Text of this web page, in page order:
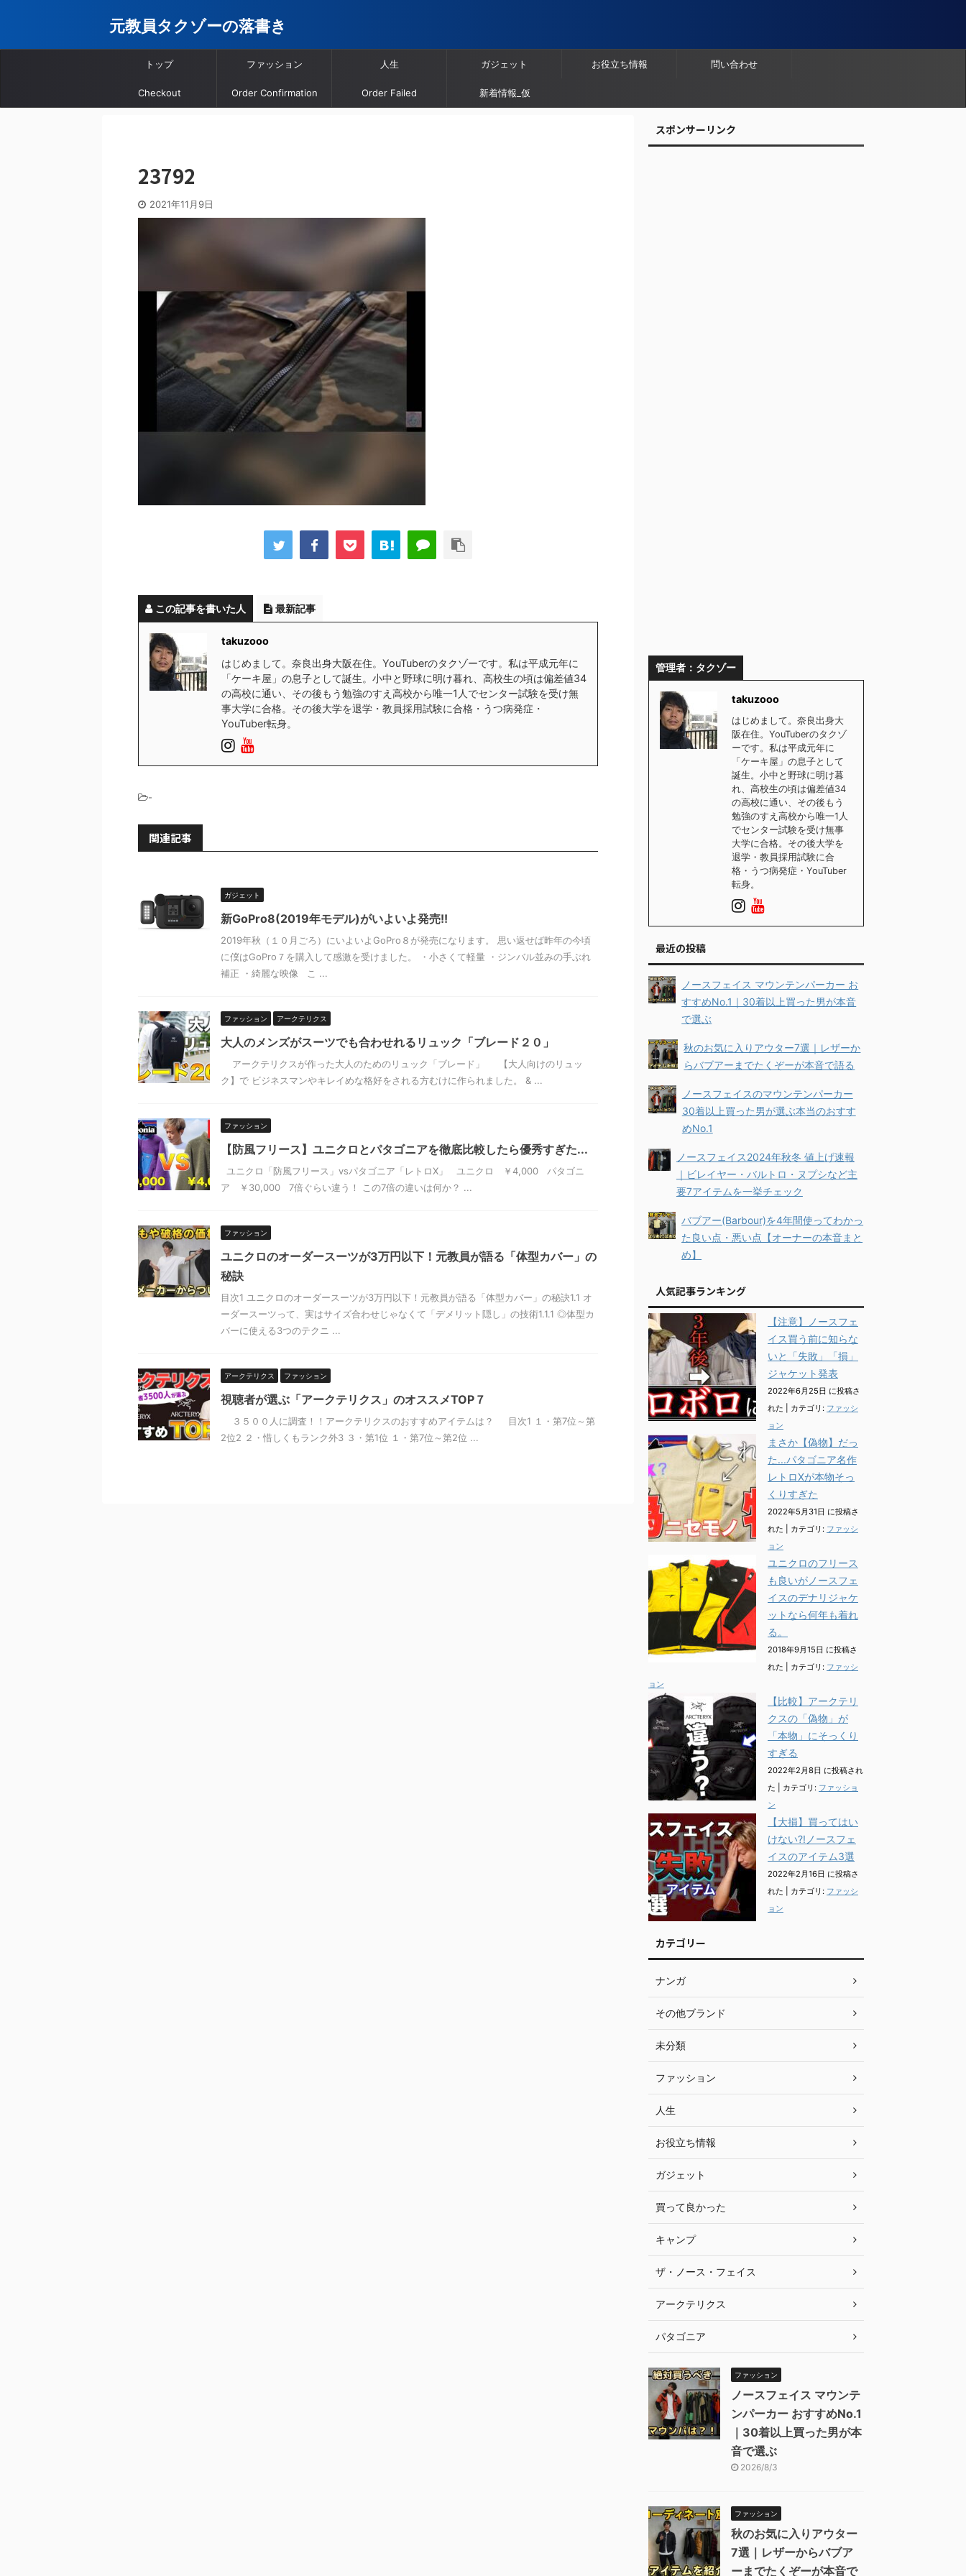
元教員タクゾーの落書き
トップ ファッション 人生 ガジェット お役立ち情報 問い合わせ
Checkout Order Confirmation Order Failed 新着情報_仮
23792
2021年11月9日
この記事を書いた人 最新記事
takuzooo
はじめまして。奈良出身大阪在住。YouTuberのタクゾーです。私は平成元年に
「ケーキ屋」の息子として誕生。小中と野球に明け暮れ、高校生の頃は偏差値34
の高校に通い、その後もう勉強のすえ高校から唯一1人でセンター試験を受け無
事大学に合格。その後大学を退学・教員採用試験に合格・うつ病発症・
YouTuber転身。
-
関連記事
ガジェット
新GoPro8(2019年モデル)がいよいよ発売!!
2019年秋（１０月ごろ）にいよいよGoPro８が発売になります。 思い返せば昨年の今頃
に僕はGoPro７を購入して感激を受けました。 ・小さくて軽量 ・ジンバル並みの手ぶれ
補正 ・綺麗な映像 こ ...
ファッション アークテリクス
大人のメンズがスーツでも合わせれるリュック「ブレード２０」
アークテリクスが作った大人のためのリュック「ブレード」 【大人向けのリュッ
ク】で ビジネスマンやキレイめな格好をされる方むけに作られました。 & ...
ファッション
【防風フリース】ユニクロとパタゴニアを徹底比較したら優秀すぎた...
ユニクロ「防風フリース」vsパタゴニア「レトロX」 ユニクロ ￥4,000 パタゴニ
ア ￥30,000 7倍ぐらい違う！ この7倍の違いは何か？ ...
ファッション
ユニクロのオーダースーツが3万円以下！元教員が語る「体型カバー」の
秘訣
目次1 ユニクロのオーダースーツが3万円以下！元教員が語る「体型カバー」の秘訣1.1 オ
ーダースーツって、実はサイズ合わせじゃなくて「デメリット隠し」の技術1.1.1 ◎体型カ
バーに使える3つのテクニ ...
アークテリクス ファッション
視聴者が選ぶ「アークテリクス」のオススメTOP７
３５００人に調査！！アークテリクスのおすすめアイテムは？ 目次1 １・第7位～第
2位2 ２・惜しくもランク外3 ３・第1位 １・第7位～第2位 ...
スポンサーリンク
管理者：タクゾー
takuzooo
はじめまして。奈良出身大
阪在住。YouTuberのタクゾ
ーです。私は平成元年に
「ケーキ屋」の息子として
誕生。小中と野球に明け暮
れ、高校生の頃は偏差値34
の高校に通い、その後もう
勉強のすえ高校から唯一1人
でセンター試験を受け無事
大学に合格。その後大学を
退学・教員採用試験に合
格・うつ病発症・YouTuber
転身。
最近の投稿
ノースフェイス マウンテンパーカー お
すすめNo.1｜30着以上買った男が本音
で選ぶ
秋のお気に入りアウター7選｜レザーか
らバブアーまでたくぞーが本音で語る
ノースフェイスのマウンテンパーカー
30着以上買った男が選ぶ本当のおすす
めNo.1
ノースフェイス2024年秋冬 値上げ速報
｜ビレイヤー・バルトロ・ヌプシなど主
要7アイテムを一挙チェック
バブアー(Barbour)を4年間使ってわかっ
た良い点・悪い点【オーナーの本音まと
め】
人気記事ランキング
【注意】ノースフェ
イス買う前に知らな
いと「失敗」「損」
ジャケット発表
2022年6月25日 に投稿さ
れた
カテゴリ: ファッシ
ョン
まさか【偽物】だっ
た...パタゴニア名作
レトロXが本物そっ
くりすぎた
2022年5月31日 に投稿さ
れた
カテゴリ: ファッシ
ョン
ユニクロのフリース
も良いがノースフェ
イスのデナリジャケ
ットなら何年も着れ
る。
2018年9月15日 に投稿さ
れた
カテゴリ: ファッシ
ョン
【比較】アークテリ
クスの「偽物」が
「本物」にそっくり
すぎる
2022年2月8日 に投稿され
た
カテゴリ: ファッショ
ン
【大損】買ってはい
けない?!ノースフェ
イスのアイテム3選
2022年2月16日 に投稿さ
れた
カテゴリ: ファッシ
ョン
カテゴリー
ナンガ
その他ブランド
未分類
ファッション
人生
お役立ち情報
ガジェット
買って良かった
キャンプ
ザ・ノース・フェイス
アークテリクス
パタゴニア
ファッション
ノースフェイス マウンテ
ンパーカー おすすめNo.1
｜30着以上買った男が本
音で選ぶ
2026/8/3
ファッション
秋のお気に入りアウター
7選｜レザーからバブア
ーまでたくぞーが本音で